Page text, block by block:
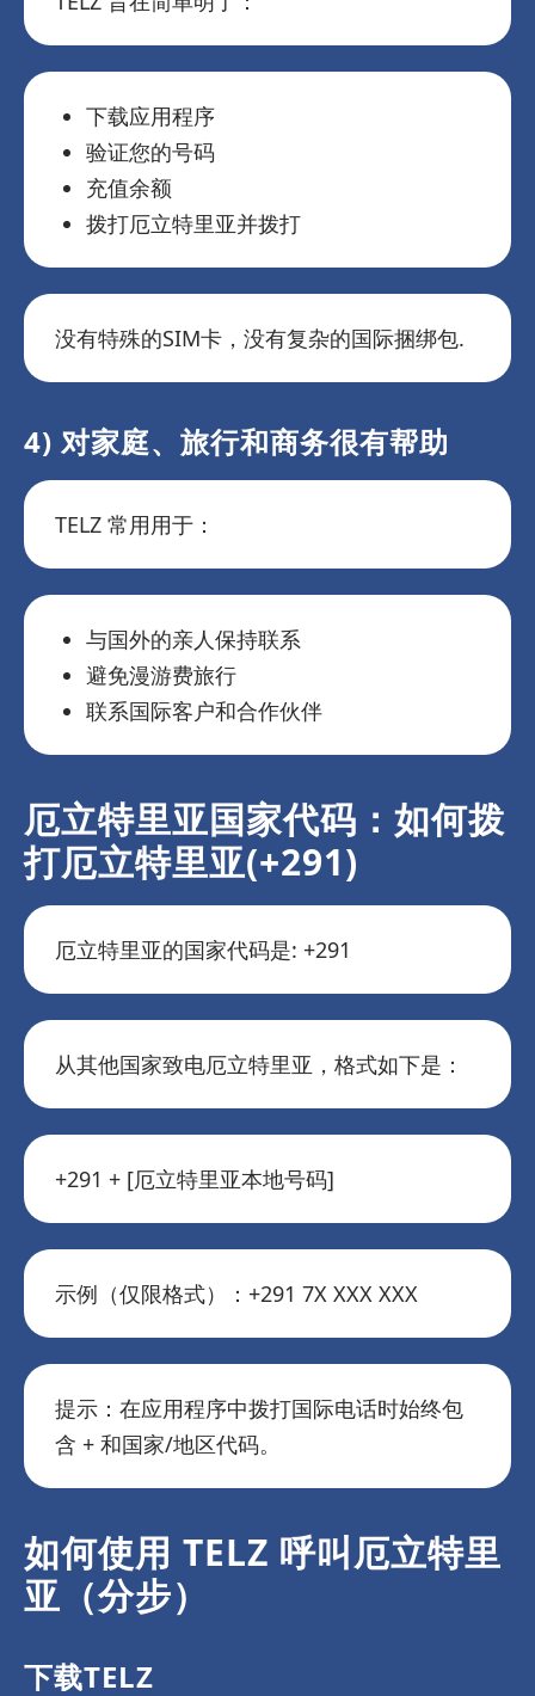
下载应用程序
验证您的号码
充值余额
拨打厄立特里亚并拨打
没有特殊的SIM卡，没有复杂的国际捆绑包.
4) 对家庭、旅行和商务很有帮助
TELZ 常用用于：
与国外的亲人保持联系
避免漫游费旅行
联系国际客户和合作伙伴
厄立特里亚国家代码：如何拨
打厄立特里亚(+291)
厄立特里亚的国家代码是: +291
从其他国家致电厄立特里亚，格式如下是：
+291 + [厄立特里亚本地号码]
示例（仅限格式）：+291 7X XXX XXX
提示：在应用程序中拨打国际电话时始终包
含 + 和国家/地区代码。
如何使用 TELZ 呼叫厄立特里
亚（分步）
下载TELZ